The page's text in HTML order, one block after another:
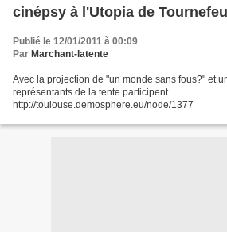
cinépsy à l'Utopia de
Publié le 12/01/2011 à 00:09
Par Marchant-latente
Avec la projection de "un monde sans fous?" et
représentants de la tente participent.
http://toulouse.demosphere.eu/node/1377